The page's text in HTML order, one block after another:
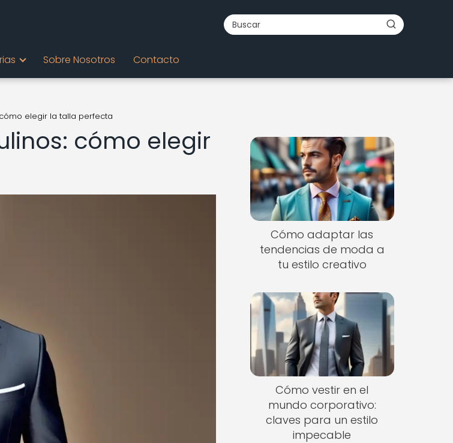
Sobre Nosotros Contacto
elegir la talla perfecta
cómo elegir
Cómo adaptar las
tendencias de moda a
tu estilo creativo
Cómo vestir en el
mundo corporativo:
claves para un estilo
impecable